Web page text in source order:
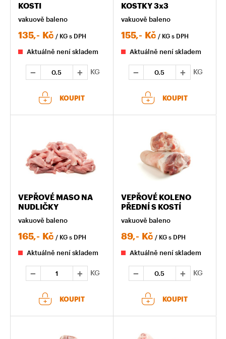
KOSTI
vakuově baleno
135,- Kč / KG s DPH
Aktuálně není skladem
KG
KOUPIT
KOSTKY 3x3
vakuově baleno
155,- Kč / KG s DPH
Aktuálně není skladem
KG
KOUPIT
VEPŘOVÉ MASO NA
NUDLIČKY
vakuově baleno
165,- Kč / KG s DPH
Aktuálně není skladem
KG
KOUPIT
VEPŘOVÉ KOLENO
PŘEDNÍ S KOSTÍ
vakuově baleno
89,- Kč / KG s DPH
Aktuálně není skladem
KG
KOUPIT